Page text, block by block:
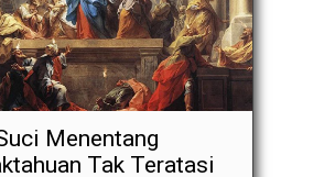
Menentang
Tak Teratasi